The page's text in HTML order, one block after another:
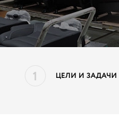
1 ЦЕЛИ И ЗАДАЧИ